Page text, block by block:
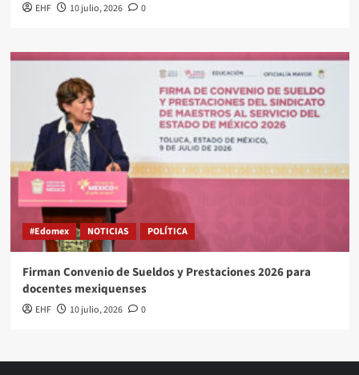
EHF 10 julio, 2026 0
#Edomex NOTICIAS POLÍTICA
Firman Convenio de Sueldos y Prestaciones 2026 para
docentes mexiquenses
EHF 10 julio, 2026 0